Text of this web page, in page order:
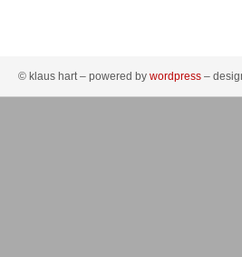
© klaus hart – powered by wordpress –